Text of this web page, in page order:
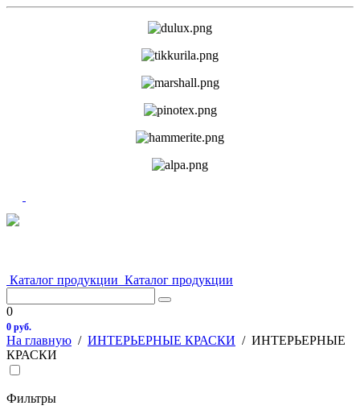
Каталог продукции Каталог продукции
0
0 руб.
На главную / ИНТЕРЬЕРНЫЕ КРАСКИ / ИНТЕРЬЕРНЫЕ
КРАСКИ
Фильтры